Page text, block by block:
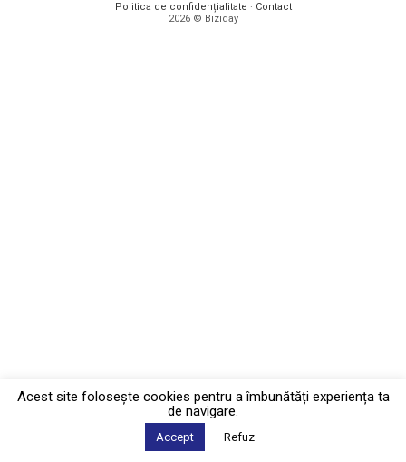
Politica de confidențialitate · Contact
2026 © Biziday
Acest site foloseşte cookies pentru a îmbunătăți experiența ta
de navigare.
Accept Refuz